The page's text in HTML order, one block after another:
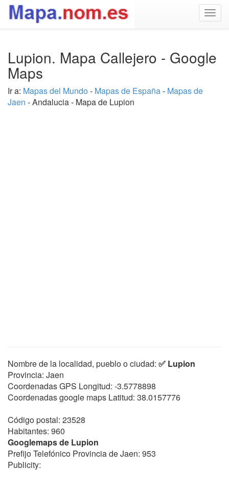
Lupion. Mapa Callejero - Google
Maps
Ir a: Mapas del Mundo - Mapas de España- Mapas de
Jaen - Andalucia - Mapa de Lupion
Nombre de la localidad, pueblo o ciudad: ✅ Lupion
Provincia: Jaen
Coordenadas GPS Longitud: -3.5778898
Coordenadas google maps Latitud: 38.0157776
Código postal: 23528
Habitantes: 960
Googlemaps de Lupion
Prefijo Telefónico Provincia de Jaen: 953
Publicity: